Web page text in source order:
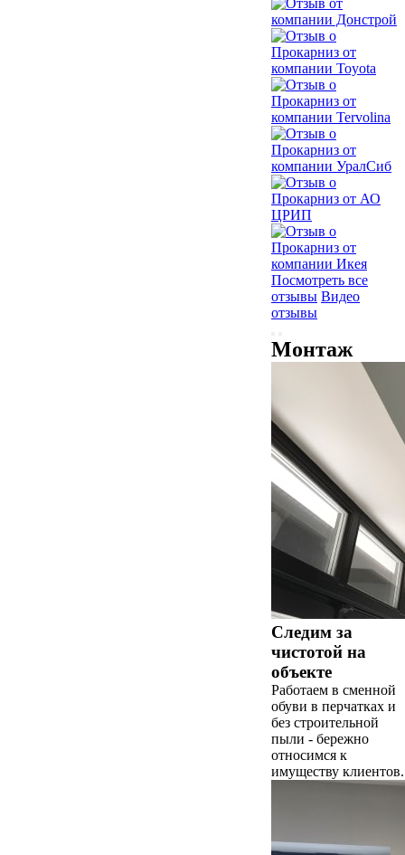
Посмотреть все
отзывы Видео
отзывы
Монтаж
Следим за
чистотой на
объекте
Работаем в сменной
обуви в перчатках и
без строительной
пыли - бережно
относимся к
имуществу клиентов.